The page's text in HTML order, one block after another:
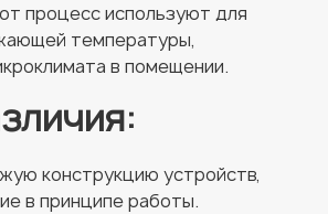
процесс используют для
температуры,
в помещении.
конструкцию устройств,
в принципе работы.